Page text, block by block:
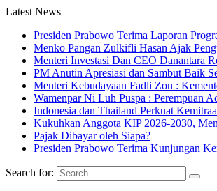
Latest News
Presiden Prabowo Terima Laporan
Menko Pangan Zulkifli Hasan Ajak
Menteri Investasi Dan CEO Danantara
PM Anutin Apresiasi dan Sambut Baik
Menteri Kebudayaan Fadli Zon :
Wamenpar Ni Luh Puspa : Perempuan
Indonesia dan Thailand Perkuat
Kukuhkan Anggota KIP 2026-2030,
Pajak Dibayar oleh Siapa?
Presiden Prabowo Terima Kunjungan
Search for: